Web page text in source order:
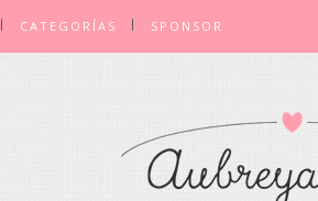
CATEGORÍAS SPONSOR